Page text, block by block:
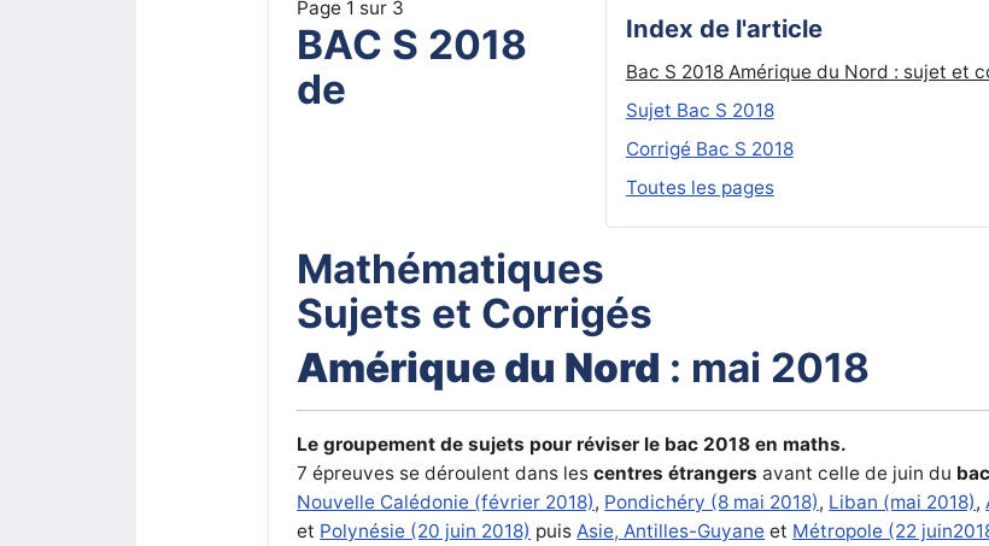
Index de l'article
Bac S 2018 Amérique du Nord : sujet et
Sujet Bac S 2018
Corrigé Bac S 2018
Toutes les pages
Page 1 sur 3
BAC S 2018
de
Mathématiques
Sujets et Corrigés
Amérique du Nord : mai 2018
Le groupement de sujets pour réviser le bac 2018 en maths.
7 épreuves se déroulent dans lescentres étrangers avant celle de juin du
Nouvelle Calédonie (février 2018), Pondichéry (8 mai 2018), Liban (mai 2018),
et Polynésie (20 juin 2018) puisAsie, Antilles-Guyane et Métropole (22